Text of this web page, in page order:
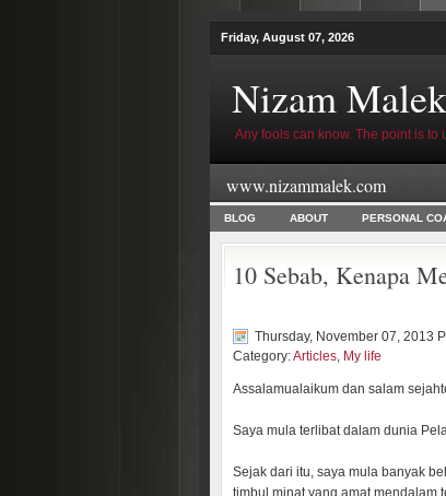
Friday, August 07, 2026
Nizam
Any fools can know. The point is to
www.nizammalek.com
BLOG ABOUT PERSONAL
10 Sebab, Kenapa
Thursday, November 07, 2013
Category:Articles, My life
Assalamualaikum dan salam
Saya mula terlibat dalam dunia
Sejak dari itu, saya mula banyak
timbul minat yang amat mendalam